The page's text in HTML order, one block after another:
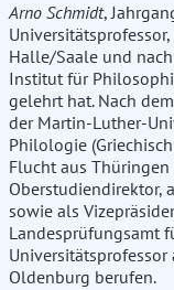
Arno Schmidt,
Halle/Saale und
Institut für
gelehrt hat. Nach
der Martin-Luther-
Philologie
Flucht aus
Oberstudiendirektor,
sowie als
Landesprüfungsamt
Universitätsprofessor
Oldenburg berufen.